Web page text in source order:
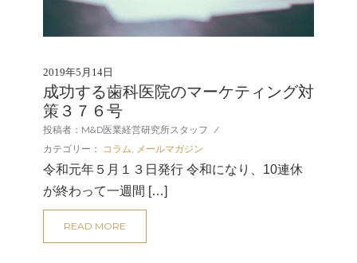
2019年5月14日
成功する歯科医院のマーケティング対
策３７６号
投稿者：M&D医業経営研究所スタッフ /
カテゴリー：
コラム, メールマガジン
令和元年５月１３日発行 令和になり、10連休
が終わって一週間 […]
READ MORE